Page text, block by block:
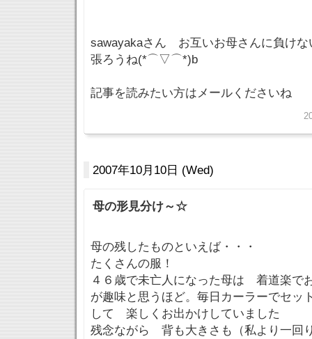
sawayakaさん お互いお母さんに負け
張ろうね(*⌒▽⌒*)b
記事を読みたい方はメールくださいね
2007年10月10日 (Wed)
母の形見分け～☆
母の残したものといえば・・・
たくさんの服！
４６歳で未亡人になった母は 着道楽で
が趣味と思うほど。毎日カーラーでセッ
して 楽しくお出かけしていました
残念ながら 背も大きさも（私より一回